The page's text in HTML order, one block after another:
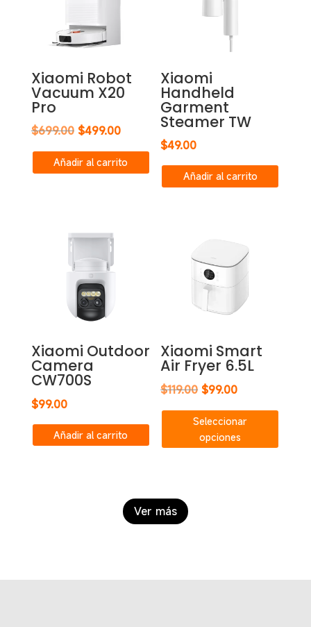
Xiaomi Robot
Vacuum X20
Pro
$699.00 El
precio
original
$499.00El
precio
actual
Añadir al carrito
Xiaomi
Handheld
Garment
Steamer TW
$49.00
Añadir al carrito
Xiaomi Outdoor
Camera
CW700S
$99.00
Añadir al carrito
Xiaomi Smart
Air Fryer 6.5L
$119.00 El
precio
original
era:
$99.00El
precio
actual
es:
Seleccionar
opciones
Ver más